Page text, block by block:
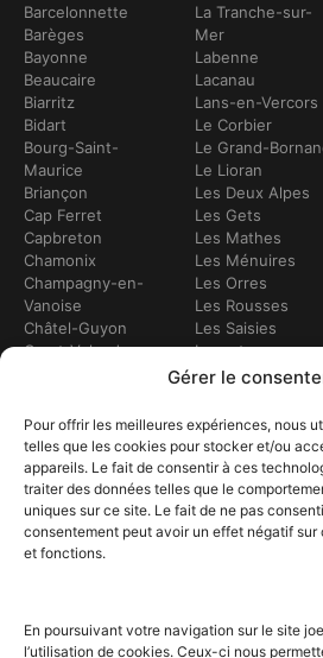
Gérer le
Pour offrir les meilleures expériences, nous
telles que les cookies pour stocker et/ou
appareils. Le fait de consentir à ces
traiter des données telles que le
uniques sur ce site. Le fait de ne pas
consentement peut avoir un effet négatif
et fonctions.
En poursuivant votre navigation sur le site
l’utilisation de cookies. Ceux-ci nous
Barcelonnette
Barèges
Bayonne
Beaucaire
Biarritz
Bidart
Bourg-Saint-
Maurice
Briançon
Cap Ferret
Capbreton
Chamonix
Champagny-en-
Vanoise
Châtel-Guyon
Crest-Voland
Embrun
Flumet
Frontignan
Gourette
Gruissan
Hendaye
Hossegor
La Tranche-sur-
Mer
Labenne
Lacanau
Lans-en-Vercors
Le Corbier
Le Grand-
Le Lioran
Les Deux Alpes
Les Gets
Les Mathes
Les Ménuires
Les Orres
Les Rousses
Les Saisies
Leucate
Lézignan-
Loudenvielle
Luchon
Luz-Saint-
Marennes
Marseille
Méribel
Achat de vélo
Atelier vélo